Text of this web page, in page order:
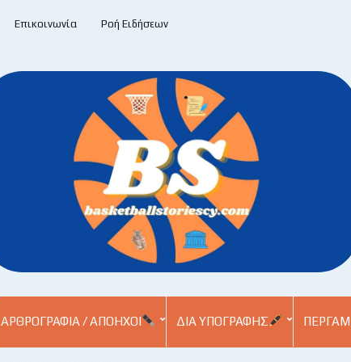
Επικοινωνία Ροή Ειδήσεων
ΑΡΘΡΟΓΡΑΦΊΑ / ΑΠΌΗΧΟΙ ΔΙΑ ΥΠΟΓΡΑΦΉΣ